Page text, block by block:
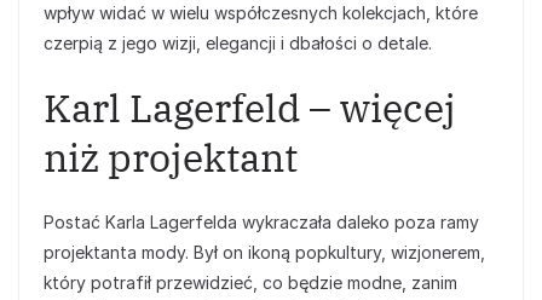
wpływ widać w wielu współczesnych kolekcjach, które
czerpią z jego wizji, elegancji i dbałości o detale.
Karl Lagerfeld – więcej
niż projektant
Postać Karla Lagerfelda wykraczała daleko poza ramy
projektanta mody. Był on ikoną popkultury, wizjonerem,
który potrafił przewidzieć, co będzie modne, zanim